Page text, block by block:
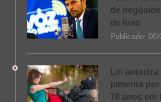
de
de luxo
Publicado: 06/
Lei autoriza
pimenta
18 anos